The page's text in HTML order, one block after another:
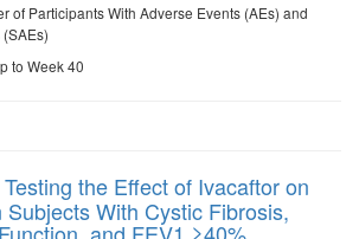
of Participants With Adverse Events (AEs) and
to Week 40
the Effect of Ivacaftor on
Subjects With Cystic Fibrosis,